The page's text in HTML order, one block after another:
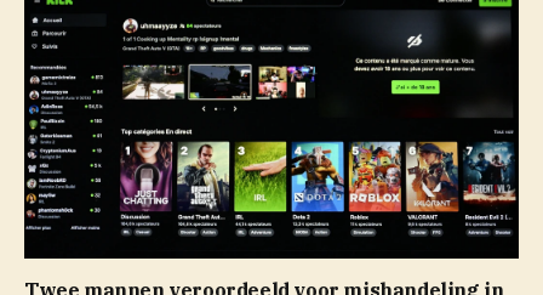
Twee mannen veroordeeld voor mishandeling in